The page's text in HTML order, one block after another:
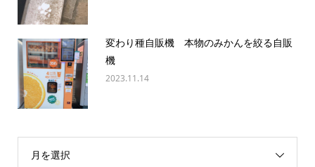
変わり種自販機 本物のみかんを絞る自販
機
2023.11.14
月を選択